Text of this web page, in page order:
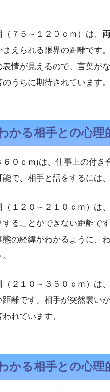
７５～１２０ｃｍ）は、
えられる限界の距離です
表情が見えるので、言葉が
うちに期待されています。
かる相手との心理
０ｃｍ)は、仕事上の付
で、相手と話をするには
１２０～２１０ｃｍ）は
ることができない距離で
態の経緯がわかるように、
２１０～３６０ｃｍ）は
離です。相手が突然襲い
れています。
かる相手との心理